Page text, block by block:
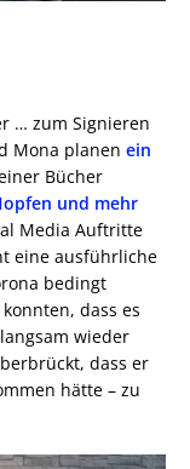
… zum Signieren
Mona planen ein
Bücher
und mehr
Media Auftritte
eine ausführliche
bedingt
dass es
wieder
dass er
hätte – zu